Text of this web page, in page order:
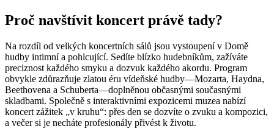
Proč navštívit koncert právě tady?
Na rozdíl od velkých koncertních sálů jsou vystoupení v Domě
hudby intimní a pohlcující. Sedíte blízko hudebníkům, zažíváte
preciznost každého smyku a dozvuk každého akordu. Program
obvykle zdůrazňuje zlatou éru vídeňské hudby—Mozarta, Haydna,
Beethovena a Schuberta—doplněnou občasnými současnými
skladbami. Společně s interaktivními expozicemi muzea nabízí
koncert zážitek „v kruhu“: přes den se dozvíte o zvuku a kompozici,
a večer si je necháte profesionály přivést k životu.